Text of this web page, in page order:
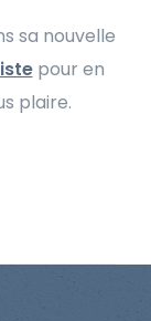
sa nouvelle
pour en
plaire.